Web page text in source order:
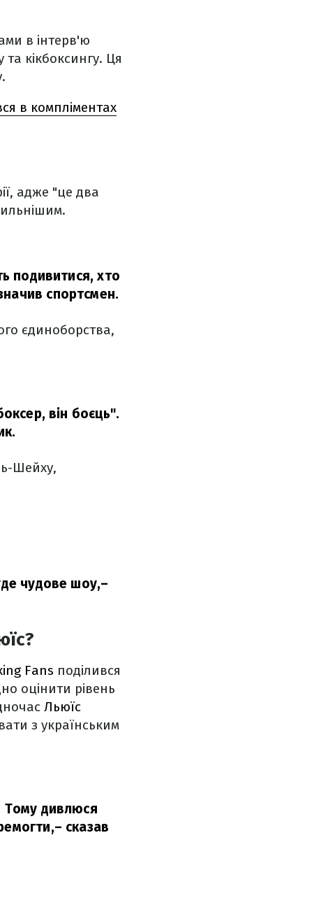
в інтерв'ю
кікбоксингу. Ця
в компліментах
адже "це два
подивитися, хто
спортсмен.
єдиноборства,
він боєць".
Шейху,
чудове шоу,–
Fans поділився
оцінити рівень
Льюїс
з українським
Тому дивлюся
– сказав